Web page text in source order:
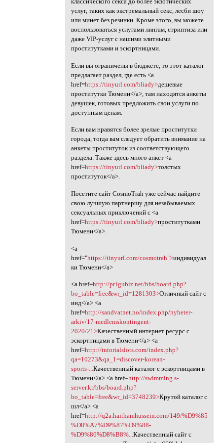
услуг, таких как экстремальный секс, лесби шоу
или минет без резинки. Кроме этого, вы можете
воспользоваться услугами лингам, стриптиза или
даже VIP-услуг с нашими элитными
проститутками и эскортницами.
Если вы ограничены в бюджете, то этот каталог
предлагает раздел, где есть <a
href=https://tinyurl.com/bliady>дешевые
проститутки Тюмени</a>, там находятся анкеты
девушек, готовых предложить свои услуги по
доступным ценам.
Если вам нравятся более зрелые проститутки
города, тогда вам следует обратить внимание на
анкеты проституток из соответствующего
раздела. Также здесь много анкет <a
href=https://tinyurl.com/bliady>толстых
проституток</a>.
Посетите сайт CosmoTrah уже сейчас найдите
свою лучшую партнершу для незабываемых
сексуальных приключений с <a
href=https://tinyurl.com/bliady>проститутками
Тюмени</a>.
<a
href="https://tinyurl.com/cosmotrah">индивидуал
ки Тюмени</a>
<a href=http://pr.lgubiz.net/bbs/board.php?
bo_table=free&wr_id=1281303>Отличный сайт с
инд</a> <a
href=http://sandvatnet.no/index.php/nyheter-
arkiv/17-medlemskontingent-
2020/21>Качественный интернет ресурс с
эскортницами в Тюмени</a> <a
href=http://tutorialslots.com/index.php?
qa=10273&qa_1=discover-korean-
sports-...Качественный каталог с эскортницами в
Тюмени</a> <a href=http://swimming.s-
server.kr/bbs/board.php?
bo_table=free&wr_id=3748239>Крутой каталог с
шл</a> <a
href=http://q2a.haithamhussein.com/149/%D9%85
%D8%A7%D9%87%D9%88-
%D9%86%D8%B8%...Качественный сайт с